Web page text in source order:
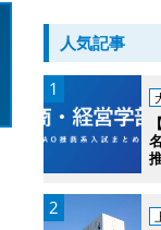
人気記事